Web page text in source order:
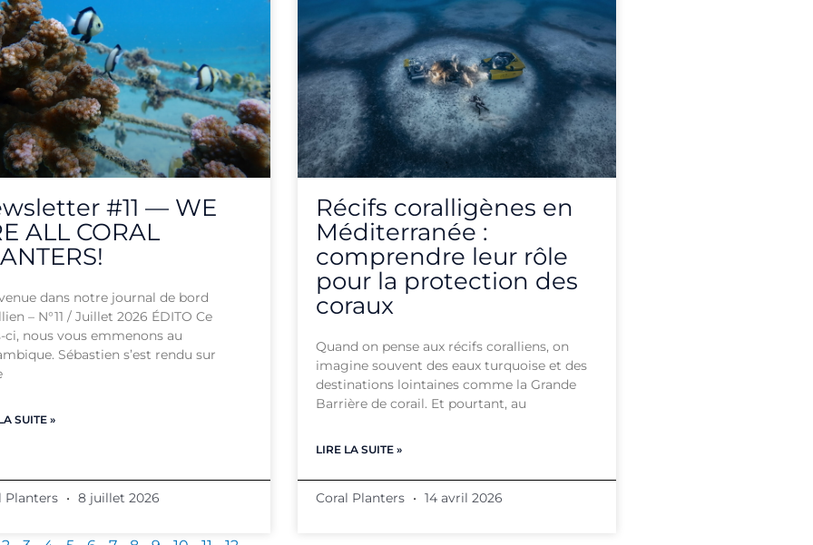
#11 — WE
ALL CORAL
dans notre journal de bord
– N°11 / Juillet 2026 ÉDITO Ce
ci, nous vous emmenons au
Sébastien s’est rendu sur
SUITE »
Planters 8 juillet 2026
Récifs coralligènes en
Méditerranée :
comprendre leur rôle
pour la protection des
coraux
Quand on pense aux récifs coralliens, on
imagine souvent des eaux turquoise et des
destinations lointaines comme la Grande
Barrière de corail. Et pourtant, au
LIRE LA SUITE »
Coral Planters 14 avril 2026